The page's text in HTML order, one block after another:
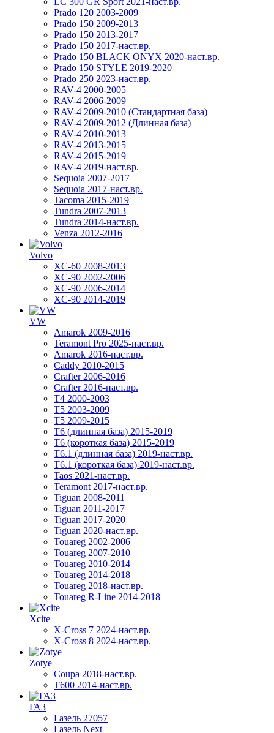
Prado 120 2003-2009
Prado 150 2009-2013
Prado 150 2013-2017
Prado 150 2017-наст.вр.
Prado 150 BLACK ONYX 2020-наст.вр.
Prado 150 STYLE 2019-2020
Prado 250 2023-наст.вр.
RAV-4 2000-2005
RAV-4 2006-2009
RAV-4 2009-2010 (Стандартная база)
RAV-4 2009-2012 (Длинная база)
RAV-4 2010-2013
RAV-4 2013-2015
RAV-4 2015-2019
RAV-4 2019-наст.вр.
Sequoia 2007-2017
Sequoia 2017-наст.вр.
Tacoma 2015-2019
Tundra 2007-2013
Tundra 2014-наст.вр.
Venza 2012-2016
Volvo
XC-60 2008-2013
XC-90 2002-2006
XC-90 2006-2014
XC-90 2014-2019
VW
Amarok 2009-2016
Teramont Pro 2025-наст.вр.
Amarok 2016-наст.вр.
Caddy 2010-2015
Crafter 2006-2016
Crafter 2016-наст.вр.
T4 2000-2003
T5 2003-2009
T5 2009-2015
T6 (длинная база) 2015-2019
Т6 (короткая база) 2015-2019
T6.1 (длинная база) 2019-наст.вр.
T6.1 (короткая база) 2019-наст.вр.
Taos 2021-наст.вр.
Teramont 2017-наст.вр.
Tiguan 2008-2011
Tiguan 2011-2017
Tiguan 2017-2020
Tiguan 2020-наст.вр.
Touareg 2002-2006
Touareg 2007-2010
Touareg 2010-2014
Touareg 2014-2018
Touareg 2018-наст.вр.
Touareg R-Line 2014-2018
Xcite
X-Cross 7 2024-наст.вр.
X-Cross 8 2024-наст.вр.
Zotye
Coupa 2018-наст.вр.
T600 2014-наст.вр.
ГАЗ
Газель 27057
Газель Next